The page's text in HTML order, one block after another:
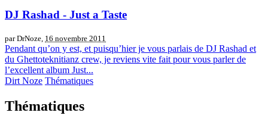
DJ Rashad - Just a Taste
par DrNoze, 16 novembre 2011
Pendant qu’on y est, et puisqu’hier je vous parlais de DJ Rashad et
du Ghettoteknitianz crew, je reviens vite fait pour vous parler de
l’excellent album Just...
Dirt Noze Thématiques
Thématiques